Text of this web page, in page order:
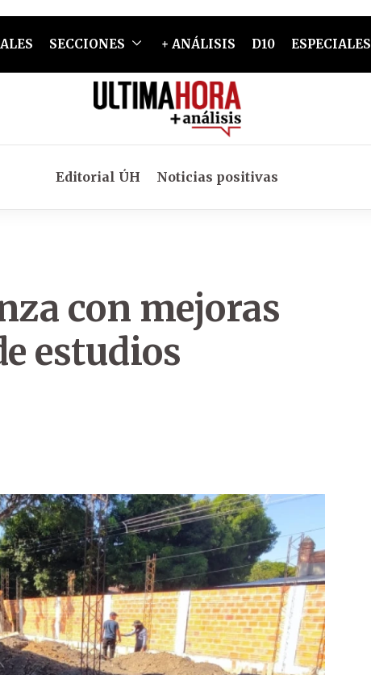
SECCIONES + ANÁLISIS D10 ESPECIALES
Editorial ÚH Noticias positivas
con mejoras
estudios